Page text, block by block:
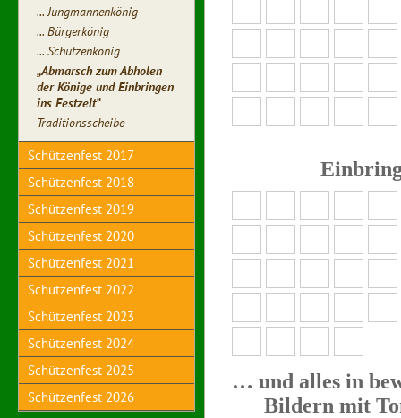
... Jungmannenkönig
... Bürgerkönig
... Schützenkönig
„Abmarsch zum Abholen
der Könige und Einbringen
ins Festzelt“
Traditionsscheibe
Schützenfest 2017
Schützenfest 2018
Schützenfest 2019
Schützenfest 2020
Schützenfest 2021
Schützenfest 2022
Schützenfest 2023
Schützenfest 2024
Schützenfest 2025
Schützenfest 2026
… und alles in
Bildern mit